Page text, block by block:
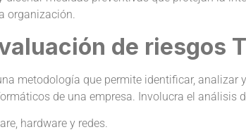
organización.
de riesgos
metodología que permite identificar,
de una empresa. Involucra el análisis
hardware y redes.